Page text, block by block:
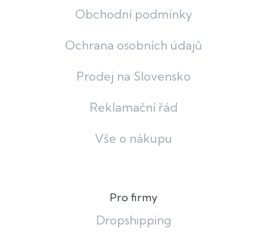
Obchodní podmínky
Ochrana osobních údajů
Prodej na Slovensko
Reklamační řád
Vše o nákupu
Pro firmy
Dropshipping